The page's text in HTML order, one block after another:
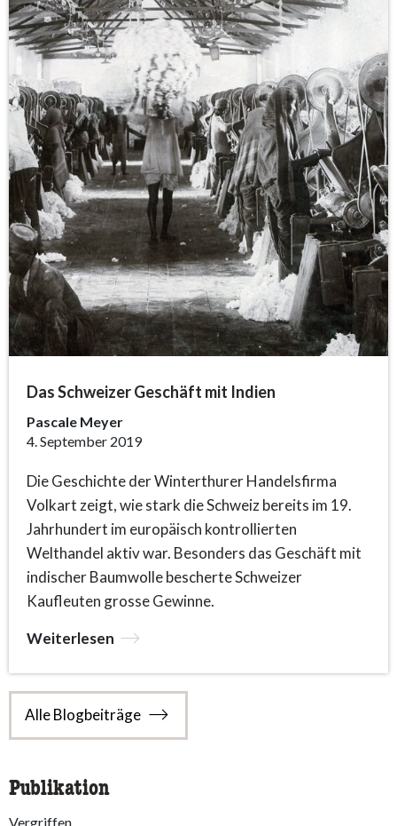
Das Schweizer Geschäft mit Indien
Pascale Meyer
4. September 2019
Die Geschichte der Winterthurer Handelsfirma
Volkart zeigt, wie stark die Schweiz bereits im 19.
Jahrhundert im europäisch kontrollierten
Welthandel aktiv war. Besonders das Geschäft mit
indischer Baumwolle bescherte Schweizer
Kaufleuten grosse Gewinne.
Weiterlesen
Alle Blogbeiträge
Publikation
Vergriffen